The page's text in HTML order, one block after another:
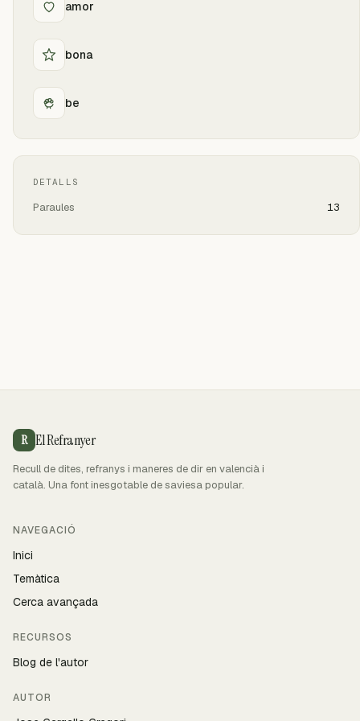
amor
bona
be
DETALLS
Paraules 13
R El Refranyer
Recull de dites, refranys i maneres de dir en valencià i
català. Una font inesgotable de saviesa popular.
NAVEGACIÓ
Inici
Temàtica
Cerca avançada
RECURSOS
Blog de l'autor
AUTOR